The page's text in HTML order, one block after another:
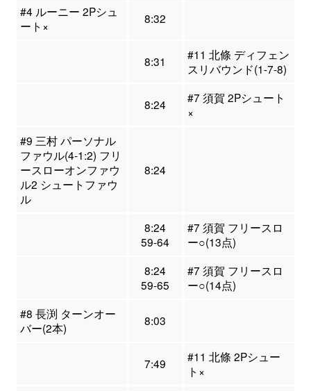
#4 ルーニー 2Pシュ
ート×
8:32
8:31
#11 北條 ディフェン
スリバウンド(1-7-8)
8:24
#7 須賀 2Pシュート
×
#9 三村 パーソナル
ファウル(4-1:2) フリ
ースローオンファウ
ル2 シュートファウ
ル
8:24
8:24
59-64
#7 須賀 フリースロ
ー○(13点)
8:24
59-65
#7 須賀 フリースロ
ー○(14点)
#8 長渕 ターンオー
バー(2本)
8:03
7:49
#11 北條 2Pシュー
ト×